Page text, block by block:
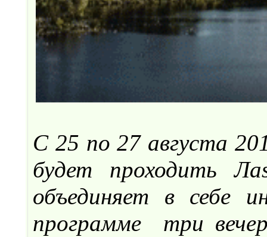
С 25 по 27 августа
будет проходить
объединяет в себе
программе три